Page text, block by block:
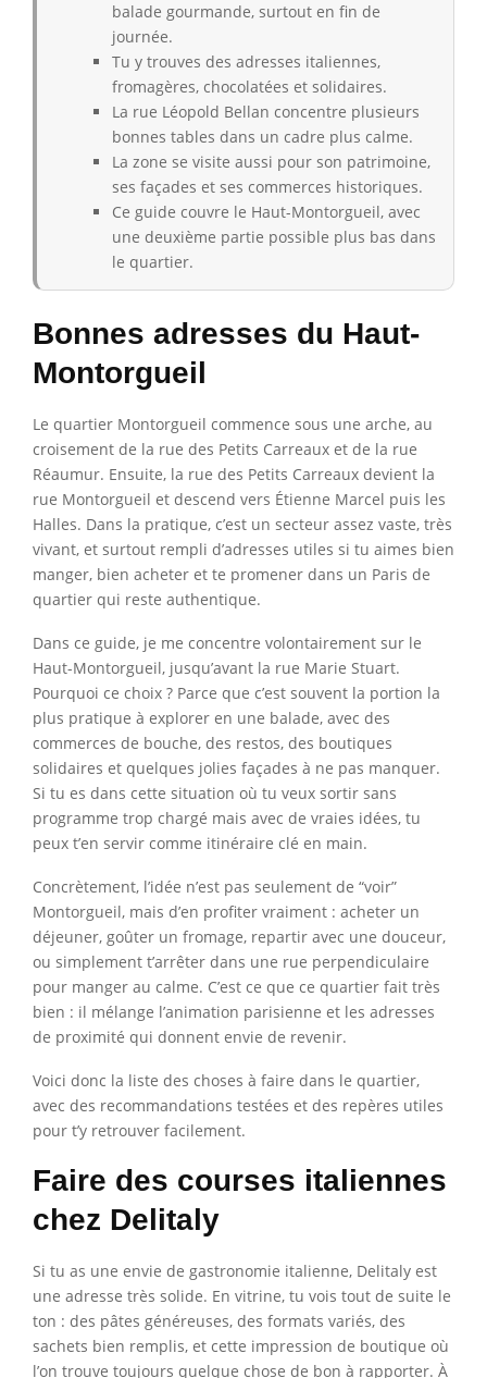
balade gourmande, surtout en fin de
journée.
Tu y trouves des adresses italiennes,
fromagères, chocolatées et solidaires.
La rue Léopold Bellan concentre plusieurs
bonnes tables dans un cadre plus calme.
La zone se visite aussi pour son patrimoine,
ses façades et ses commerces historiques.
Ce guide couvre le Haut-Montorgueil, avec
une deuxième partie possible plus bas dans
le quartier.
Bonnes adresses du Haut-
Montorgueil
Le quartier Montorgueil commence sous une arche, au
croisement de la rue des Petits Carreaux et de la rue
Réaumur. Ensuite, la rue des Petits Carreaux devient la
rue Montorgueil et descend vers Étienne Marcel puis les
Halles. Dans la pratique, c’est un secteur assez vaste, très
vivant, et surtout rempli d’adresses utiles si tu aimes bien
manger, bien acheter et te promener dans un Paris de
quartier qui reste authentique.
Dans ce guide, je me concentre volontairement sur le
Haut-Montorgueil, jusqu’avant la rue Marie Stuart.
Pourquoi ce choix ? Parce que c’est souvent la portion la
plus pratique à explorer en une balade, avec des
commerces de bouche, des restos, des boutiques
solidaires et quelques jolies façades à ne pas manquer.
Si tu es dans cette situation où tu veux sortir sans
programme trop chargé mais avec de vraies idées, tu
peux t’en servir comme itinéraire clé en main.
Concrètement, l’idée n’est pas seulement de “voir”
Montorgueil, mais d’en profiter vraiment : acheter un
déjeuner, goûter un fromage, repartir avec une douceur,
ou simplement t’arrêter dans une rue perpendiculaire
pour manger au calme. C’est ce que ce quartier fait très
bien : il mélange l’animation parisienne et les adresses
de proximité qui donnent envie de revenir.
Voici donc la liste des choses à faire dans le quartier,
avec des recommandations testées et des repères utiles
pour t’y retrouver facilement.
Faire des courses italiennes
chez Delitaly
Si tu as une envie de gastronomie italienne, Delitaly est
une adresse très solide. En vitrine, tu vois tout de suite le
ton : des pâtes généreuses, des formats variés, des
sachets bien remplis, et cette impression de boutique où
l’on trouve toujours quelque chose de bon à rapporter. À